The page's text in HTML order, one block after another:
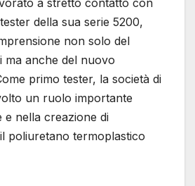
a stretto contatto con
della sua serie 5200,
non solo del
ma anche del nuovo
primo tester, la società di
un ruolo importante
e nella creazione di
poliuretano termoplastico